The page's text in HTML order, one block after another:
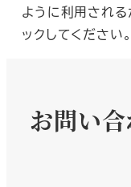
ように利用される
ックしてください。
お問い合